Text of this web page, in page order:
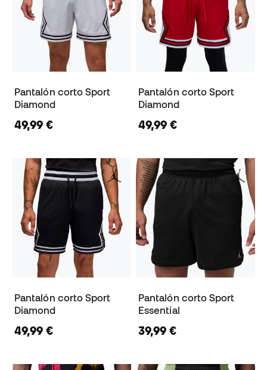
Pantalón corto Sport
Diamond
49,99 €
Pantalón corto Sport
Diamond
49,99 €
Pantalón corto Sport
Diamond
49,99 €
Pantalón corto Sport
Essential
39,99 €